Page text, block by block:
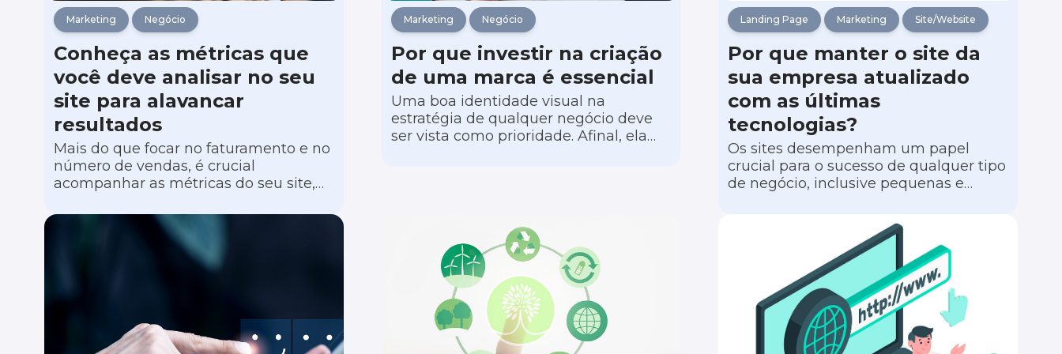
Marketing Negócio
Conheça as métricas que
você deve analisar no seu
site para alavancar
resultados
Mais do que focar no faturamento e no
número de vendas, é crucial
acompanhar as métricas do seu site,
detalhada não só proporciona uma
visão mais clara do seu público, mas
também avalia se o seu conteúdo está
alcançando o engajamento desejado
desempenho das páginas.
Marketing Negócio
Por que investir na criação
de uma marca é essencial
Uma boa identidade visual na
estratégia de qualquer negócio deve
ser vista como prioridade. Afinal, ela
Landing Page Marketing Site/Website
Por que manter o site da
sua empresa atualizado
com as últimas
tecnologias?
Os sites desempenham um papel
crucial para o sucesso de qualquer tipo
de negócio, inclusive pequenas e
além das fronteiras físicas locais.